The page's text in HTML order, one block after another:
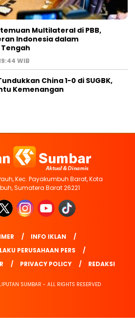
Multilateral di PBB,
Indonesia dalam
WIB
China 1-0 di SUGBK,
Kemenangan
Kec. Payakumbuh Barat, Kota
Sumatera Barat 26221
INFO IKLAN
PERUSAHAAN PERS
PRIVACY POLICY REDAKSI
SUMBAR - ALL RIGHTS RESERVED